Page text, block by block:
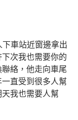
車站近窗邊拿出
次我也需要你的
絡，他走向車尾
直受到很多人幫
我也需要人幫